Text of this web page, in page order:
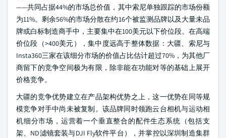
——共同占据44%的市场总价值，其中索尼单独跟踪的市场份额
为11%。剩余56%的市场分散在约16个被监测品牌以及大量未品
牌或白标制造商手中，主要集中在100美元以下价位段。在高端
价位段（>400美元），集中度远高于整体数据：大疆、索尼与
Insta360三家在该细分市场的价值占比估计超过70%，为其他厂
商留下的竞争空间极为有限，除非能在功能对等的基础上展开
价格竞争。
大疆的竞争优势建立在产品架构优势之上，这一优势在同等规
模竞争对手中尚未被复制。该品牌同时领跑云台相机与运动相
机细分市场，运营着一个垂直整合的配件生态系统（包括支
架、ND滤镜套装与DJI Fly软件平台），并掌控以深圳制造集群